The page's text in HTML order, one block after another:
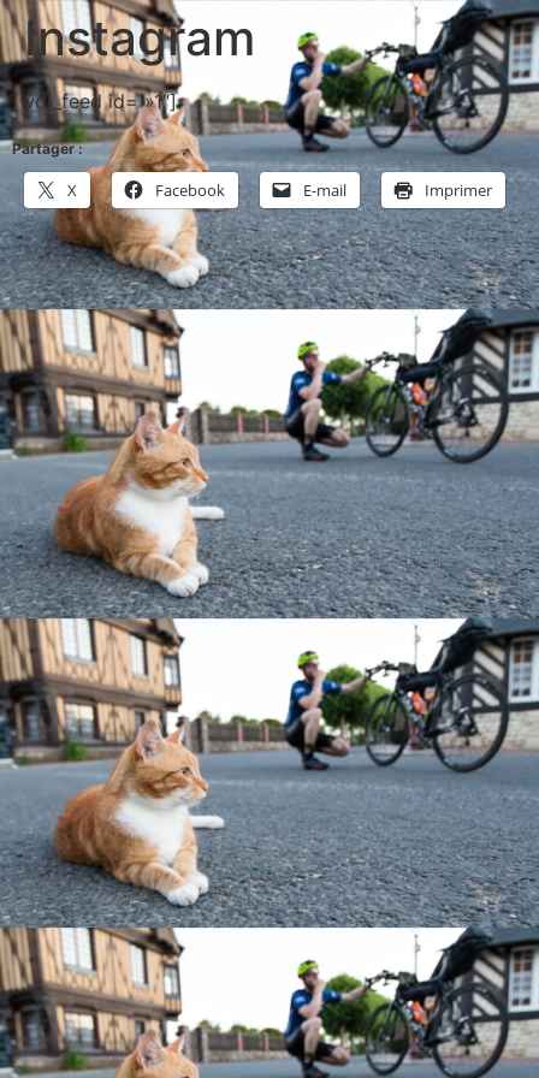
Instagram
[wdi_feed id= »1″]
Partager :
X Facebook E-mail Imprimer